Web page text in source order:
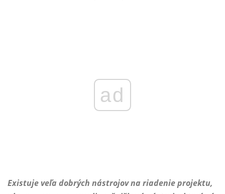
ad
Existuje veľa dobrých nástrojov na riadenie projektu,